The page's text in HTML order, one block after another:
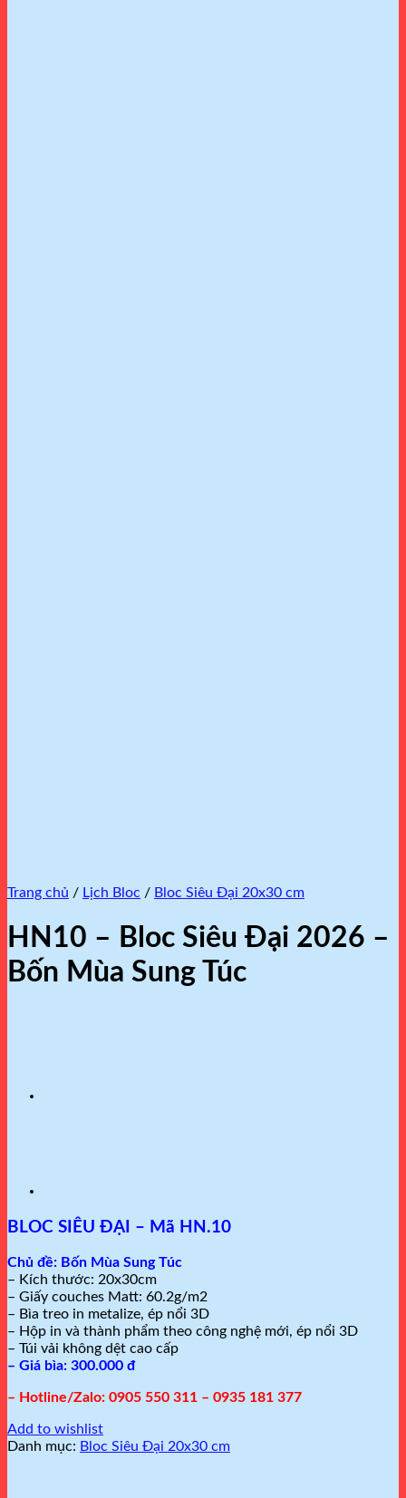
Trang chủ / Lịch Bloc / Bloc Siêu Đại 20x30 cm
HN10 – Bloc Siêu Đại 2026 –
Bốn Mùa Sung Túc
BLOC SIÊU ĐẠI – Mã HN.10
Chủ đề: Bốn Mùa Sung Túc
– Kích thước: 20x30cm
– Giấy couches Matt: 60.2g/m2
– Bìa treo in metalize, ép nổi 3D
– Hộp in và thành phẩm theo công nghệ mới, ép nổi 3D
– Túi vải không dệt cao cấp
– Giá bìa: 300.000 đ
– Hotline/Zalo: 0905 550 311 – 0935 181 377
Add to wishlist
Danh mục: Bloc Siêu Đại 20x30 cm